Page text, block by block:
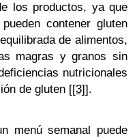
los productos, ya que
contener gluten
de alimentos,
magras y granos sin
nutricionales
de gluten [[3]].
menú semanal puede